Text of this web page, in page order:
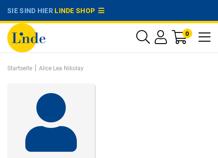
SIE SIND HIERLINDE SHOP
0
Startseite | Alice Lea Nikolay